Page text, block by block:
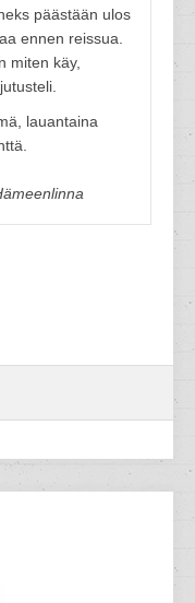
päästään ulos
ennen reissua.
miten käy,
lauantaina